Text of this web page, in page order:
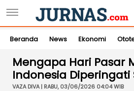
Beranda News Ekonomi
Mengapa Hari Pasar
Indonesia Diperingati
VAZA DIVA | RABU, 03/06/2026 04:04 WIB